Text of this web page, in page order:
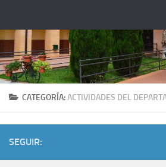
CATEGORÍA:ACTIVIDADES DEL
SEGUIR: